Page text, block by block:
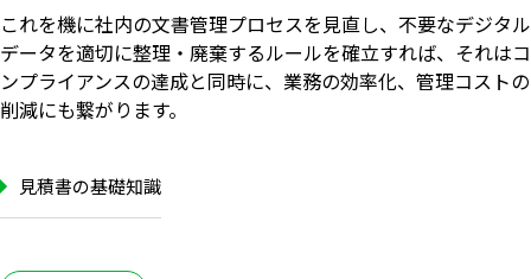
これを機に社内の文書管理プロセスを見直し、不要なデジタル
データを適切に整理・廃棄するルールを確立すれば、それはコ
ンプライアンスの達成と同時に、業務の効率化、管理コストの
削減にも繋がります。
見積書の基礎知識